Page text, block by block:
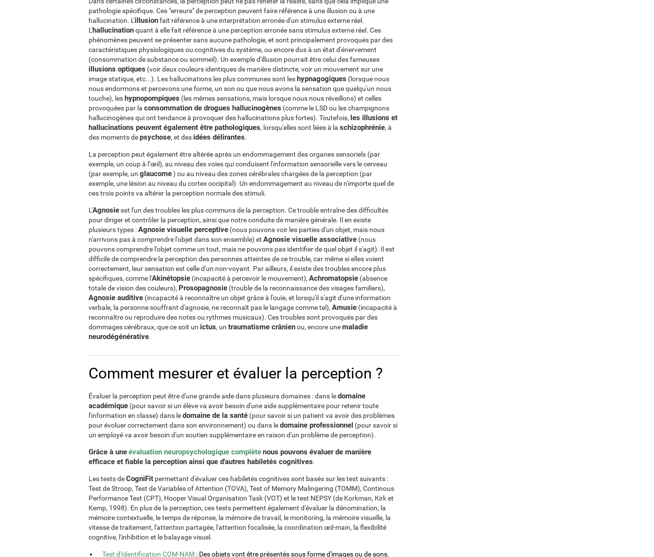
pathologie spécifique. Ces "erreurs" de perception peuvent faire référence à une illusion ou à une
hallucination. L'illusionfait référence à une interprétation erronée d'un stimulus externe réel.
L'hallucinationquant à elle fait référence à une perception erronée sans stimulus externe réel. Ces
phénomènes peuvent se présenter sans aucune pathologie, et sont principalement provoqués par des
caractéristiques physiologiques ou cognitives du système, ou encore dus à un état d'énervement
(consommation de substance ou sommeil). Un exemple d'illusion pourrait être celui des fameuses
illusions optiques (voir deux couleurs identiques de manière distincte, voir un mouvement sur une
image statique, etc...). Les hallucinations les plus communes sont les hypnagogiques (lorsque nous
nous endormons et percevons une forme, un son ou que nous avons la sensation que quelqu'un nous
touche), les hypnopompiques (les mêmes sensations, mais lorsque nous nous réveillons) et celles
provoquées par la consommation de drogues hallucinogènes (comme le LSD ou les champignons
hallucinogènes qui ont tendance à provoquer des hallucinations plus fortes). Toutefois, les illusions et
hallucinations peuvent également être pathologiques, lorsqu'elles sont liées à la schizophrénie, à
des moments depsychose, et des idées délirantes.
La perception peut également être altérée après un endommagement des organes sensoriels (par
exemple, un coup à l’œil), au niveau des voies qui conduisent l'information sensorielle vers le cerveau
(par exemple, un glaucome) ou au niveau des zones cérébrales chargées de la perception (par
exemple, une lésion au niveau du cortex occipital). Un endommagement au niveau de n'importe quel de
ces trois points va altérer la perception normale des stimuli.
L'Agnosieest l'un des troubles les plus communs de la perception. Ce trouble entraîne des difficultés
pour diriger et contrôler la perception, ainsi que notre conduite de manière générale. Il en existe
plusieurs types :Agnosie visuelle perceptive (nous pouvons voir les parties d'un objet, mais nous
n'arrivons pas à comprendre l'objet dans son ensemble) et Agnosie visuelle associative (nous
pouvons comprendre l'objet comme un tout, mais ne pouvons pas identifier de quel objet il s'agit). Il est
difficile de comprendre la perception des personnes atteintes de ce trouble, car même si elles voient
correctement, leur sensation est celle d'un non-voyant. Par ailleurs, il existe des troubles encore plus
spécifiques, comme l'Akinétopsie (incapacité à percevoir le mouvement), Achromatopsie (absence
totale de vision des couleurs), Prosopagnosie (trouble de la reconnaissance des visages familiers),
Agnosie auditive (incapacité à reconnaître un objet grâce à l'ouïe, et lorsqu'il s'agit d'une information
verbale, la personne souffrant d'agnosie, ne reconnaît pas le langage comme tel), Amusie (incapacité à
reconnaître ou reproduire des notes ou rythmes musicaux). Ces troubles sont provoqués par des
dommages cérébraux, que ce soit un ictus, un traumatisme crânienou, encore unemaladie
neurodégénérative.
Comment mesurer et évaluer la perception ?
Évaluer la perception peut être d'une grande aide dans plusieurs domaines : dans ledomaine
académique (pour savoir si un élève va avoir besoin d'une aide supplémentaire pour retenir toute
l'information en classe) dans ledomaine de la santé (pour savoir si un patient va avoir des problèmes
pour évoluer correctement dans son environnement) ou dans ledomaine professionnel (pour savoir si
un employé va avoir besoin d'un soutien supplémentaire en raison d'un problème de perception).
Grâce à uneévaluation neuropsychologique complètenous pouvons évaluer de manière
efficace et fiable la perception ainsi que d'autres habiletés cognitives.
Les tests deCogniFit permettant d'évaluer ces habiletés cognitives sont basés sur les test suivants :
Test de Stroop, Test de Variables of Attention (TOVA), Test of Memory Malingering (TOMM), Continous
Performance Test (CPT), Hooper Visual Organisation Task (VOT) et le test NEPSY (de Korkman, Kirk et
Kemp, 1998). En plus de la perception, ces tests permettent également d'évaluer la dénomination, la
mémoire contextuelle, le temps de réponse, la mémoire de travail, le monitoring, la mémoire visuelle, la
vitesse de traitement, l'attention partagée, l'attention focalisée, la coordination œil-main, la flexibilité
cognitive, l'inhibition et le balayage visuel.
Test d'Identification COM-NAM : Des objets vont être présentés sous forme d'images ou de sons.